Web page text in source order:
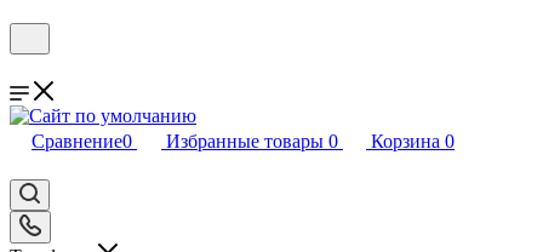
Сравнение0 Избранные товары 0 Корзина 0